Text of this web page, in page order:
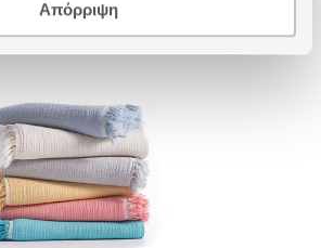
Απόρριψη